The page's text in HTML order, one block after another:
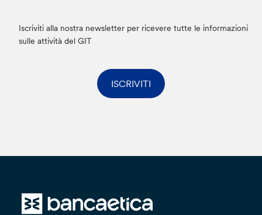
Iscriviti alla nostra newsletter per ricevere tutte le informazioni
sulle attività del GIT
ISCRIVITI